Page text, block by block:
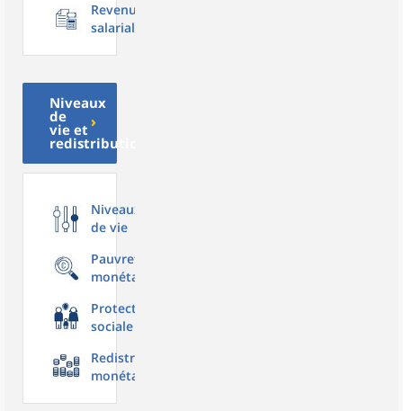
Revenu
salarial
Niveaux
de
vie et
redistribution
Niveaux
de vie
Pauvreté
monétaire
Protection
sociale
Redistribution
monétaire